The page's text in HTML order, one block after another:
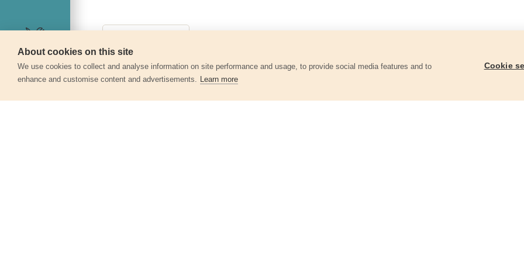
Servis
About cookies on this site
We use cookies to collect and analyse information on site performance and usage, to provide social media features and to
enhance and customise content and advertisements. Learn more
Cookie